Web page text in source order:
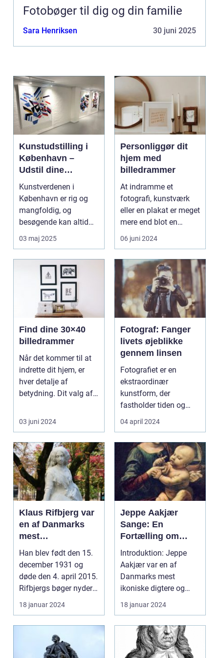
Fotobøger til dig og din familie
Sara Henriksen 30 juni 2025
Kunstudstilling i
København –
Udstil dine
mesterværker
Kunstverdenen i
København er rig og
mangfoldig, og
besøgende kan altid
forvente en ny ...
03 maj 2025
Personliggør dit
hjem med
billedrammer
At indramme et
fotografi, kunstværk
eller en plakat er meget
mere end blot en
bevaringshandling –
de...
06 juni 2024
Find dine 30×40
billedrammer
Når det kommer til at
indrette dit hjem, er
hver detalje af
betydning. Dit valg af
03 juni 2024
Fotograf: Fanger
livets øjeblikke
gennem linsen
Fotografiet er en
ekstraordinær
kunstform, der
fastholder tiden og
fortæller historier uden
ord. En ...
04 april 2024
Klaus Rifbjerg var
en af Danmarks
mest
betydningsfulde
forfattere og
lyrikere
Han blev født den 15.
december 1931 og
døde den 4. april 2015.
Rifbjergs bøger nyder
stor anerkendel...
18 januar 2024
Jeppe Aakjær
Sange: En
Fortælling om
Dansk Kulturarv
og Poetisk
Skønhed
Introduktion: Jeppe
Aakjær var en af
Danmarks mest
ikoniske digtere og
komponister og er især
kendt ...
18 januar 2024